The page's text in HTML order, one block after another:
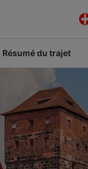
Résumé du trajet